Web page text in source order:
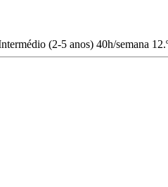
(2-5 anos) 40h/semana